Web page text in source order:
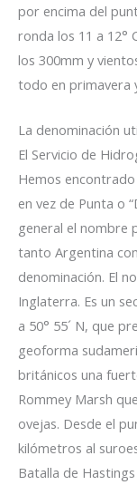
por encima del
ronda los 11 a 12°
los 300mm y
todo en primavera
La denominación
El Servicio de
Hemos
en vez de Punta o
general el nombre
tanto Argentina
denominación. El
Inglaterra. Es un
a 50° 55´ N, que
geoforma
británicos una
Rommey Marsh
ovejas. Desde el
kilómetros al
Batalla de